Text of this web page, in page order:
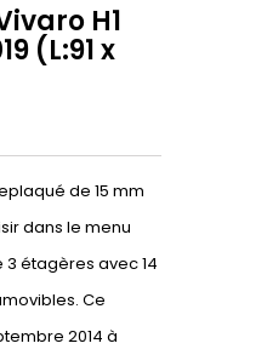
H1
(L:91 x
de 15 mm
dans le menu
étagères avec 14
Ce
2014 à